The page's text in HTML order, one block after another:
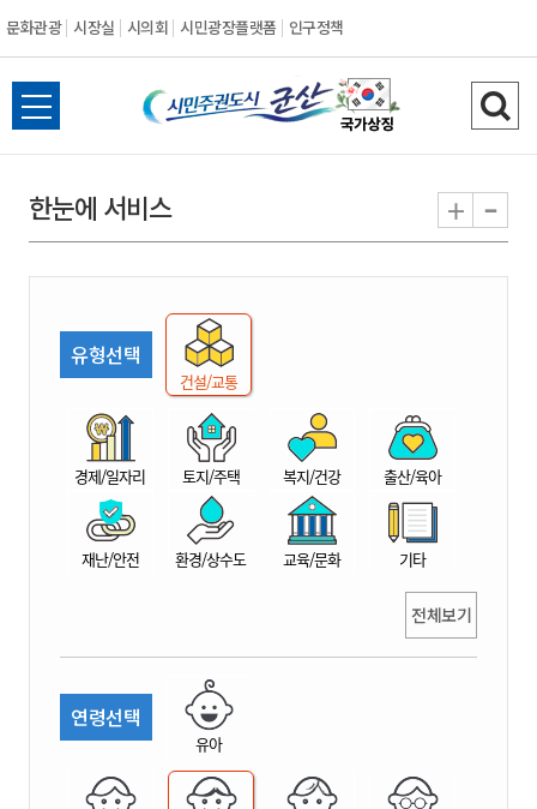
문화관광 시장실 시의회 시민광장플랫폼 인구정책
시
민
권
도
시
산
전
체
뉴
열
검
색
기
한눈에 서비스 + -
유형선택
건설/교통
경제/일자리 토지/주택 복지/건강 출산/육아
재난/안전 환경/상수도 교육/문화 기타
전체보기
연령선택
유아